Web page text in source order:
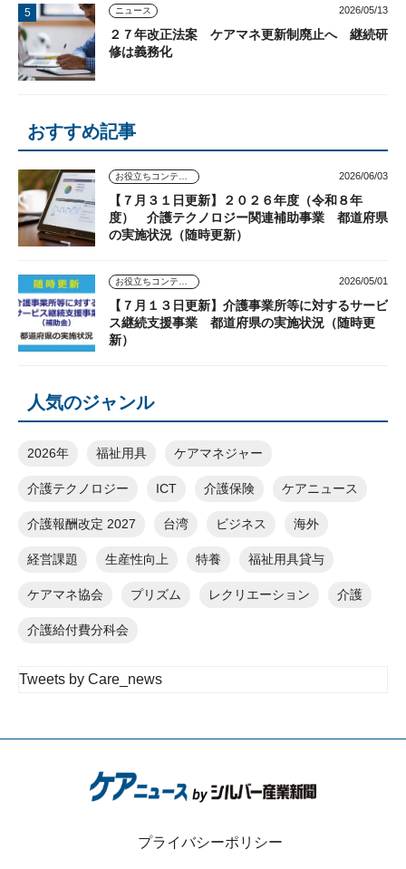
ニュース 2026/05/13
２７年改正法案 ケアマネ更新制廃止へ 継続研
修は義務化
おすすめ記事
お役立ちコンテンツ 2026/06/03
【７月３１日更新】２０２６年度（令和８年
度） 介護テクノロジー関連補助事業 都道府県
の実施状況（随時更新）
お役立ちコンテンツ 2026/05/01
【７月１３日更新】介護事業所等に対するサービ
ス継続支援事業 都道府県の実施状況（随時更
新）
人気のジャンル
2026年 福祉用具 ケアマネジャー
介護テクノロジー ICT 介護保険 ケアニュース
介護報酬改定 2027 台湾 ビジネス 海外
経営課題 生産性向上 特養 福祉用具貸与
ケアマネ協会 プリズム レクリエーション 介護
介護給付費分科会
Tweets by Care_news
プライバシーポリシー